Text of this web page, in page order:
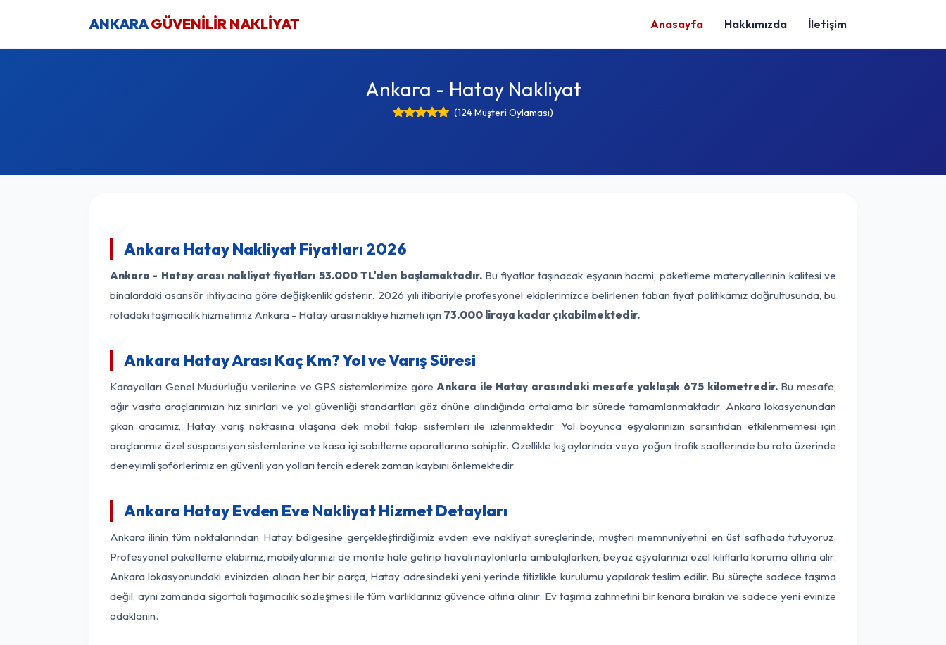
ANKARAGÜVENİLİR NAKLİYAT Anasayfa Hakkımızda İletişim
Ankara - Hatay Nakliyat
(124 Müşteri Oylaması)
Ankara Hatay Nakliyat Fiyatları 2026
Ankara - Hatay arası nakliyat fiyatları 53.000 TL'den başlamaktadır.Bu fiyatlar taşınacak eşyanın hacmi, paketleme materyallerinin kalitesi ve
binalardaki asansör ihtiyacına göre değişkenlik gösterir. 2026 yılı itibariyle profesyonel ekiplerimizce belirlenen taban fiyat politikamız doğrultusunda, bu
rotadaki taşımacılık hizmetimiz Ankara - Hatay arası nakliye hizmeti için 73.000 liraya kadar çıkabilmektedir.
Ankara Hatay Arası Kaç Km? Yol ve Varış Süresi
Karayolları Genel Müdürlüğü verilerine ve GPS sistemlerimize göreAnkara ile Hatay arasındaki mesafe yaklaşık 675 kilometredir.Bu mesafe,
ağır vasıta araçlarımızın hız sınırları ve yol güvenliği standartları göz önüne alındığında ortalama bir sürede tamamlanmaktadır. Ankara lokasyonundan
çıkan aracımız, Hatay varış noktasına ulaşana dek mobil takip sistemleri ile izlenmektedir. Yol boyunca eşyalarınızın sarsıntıdan etkilenmemesi için
araçlarımız özel süspansiyon sistemlerine ve kasa içi sabitleme aparatlarına sahiptir. Özellikle kış aylarında veya yoğun trafik saatlerinde bu rota üzerinde
deneyimli şoförlerimiz en güvenli yan yolları tercih ederek zaman kaybını önlemektedir.
Ankara Hatay Evden Eve Nakliyat Hizmet Detayları
Ankara ilinin tüm noktalarından Hatay bölgesine gerçekleştirdiğimiz evden eve nakliyat süreçlerinde, müşteri memnuniyetini en üst safhada tutuyoruz.
Profesyonel paketleme ekibimiz, mobilyalarınızı de monte hale getirip havalı naylonlarla ambalajlarken, beyaz eşyalarınızı özel kılıflarla koruma altına alır.
Ankara lokasyonundaki evinizden alınan her bir parça, Hatay adresindeki yeni yerinde titizlikle kurulumu yapılarak teslim edilir. Bu süreçte sadece taşıma
değil, aynı zamanda sigortalı taşımacılık sözleşmesi ile tüm varlıklarınız güvence altına alınır. Ev taşıma zahmetini bir kenara bırakın ve sadece yeni evinize
odaklanın.